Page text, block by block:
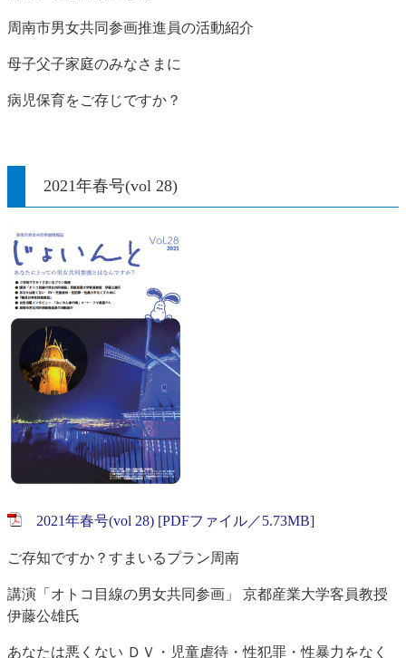
周南市男女共同参画推進員の活動紹介
母子父子家庭のみなさまに
病児保育をご存じですか？
2021年春号(vol 28)
2021年春号(vol 28) [PDFファイル／5.73MB]
ご存知ですか？すまいるプラン周南
講演「オトコ目線の男女共同参画」 京都産業大学客員教授
伊藤公雄氏
あなたは悪くない ＤＶ・児童虐待・性犯罪・性暴力をなく